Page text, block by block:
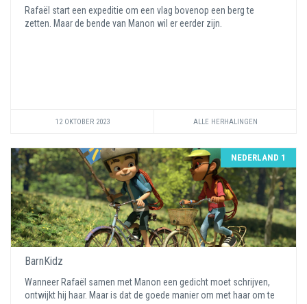
Rafaël start een expeditie om een vlag bovenop een berg te
zetten. Maar de bende van Manon wil er eerder zijn.
12 OKTOBER 2023 ALLE HERHALINGEN
NEDERLAND 1
BarnKidz
Wanneer Rafaël samen met Manon een gedicht moet schrijven,
ontwijkt hij haar. Maar is dat de goede manier om met haar om te